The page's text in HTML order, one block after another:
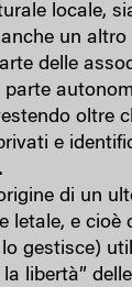
locale,
un
delle
parte
oltre
e
di un
letale, e cioè
gestisce)
la libertà”